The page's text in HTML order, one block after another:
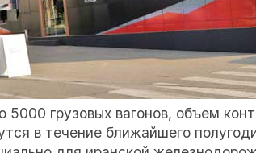
5000 грузовых вагонов, объем
в течение ближайшего